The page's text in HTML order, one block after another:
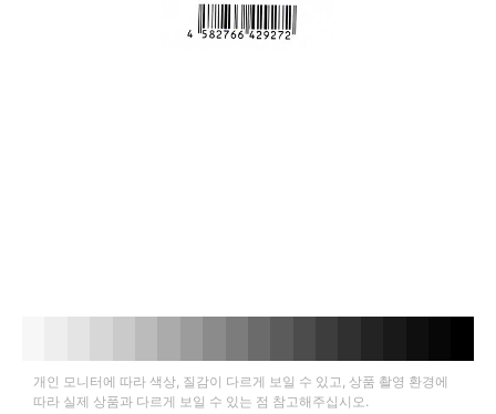
개인 모니터에 따라 색상, 질감이 다르게 보일 수 있고, 상품 촬영 환경에
따라 실제 상품과 다르게 보일 수 있는 점 참고해주십시오.